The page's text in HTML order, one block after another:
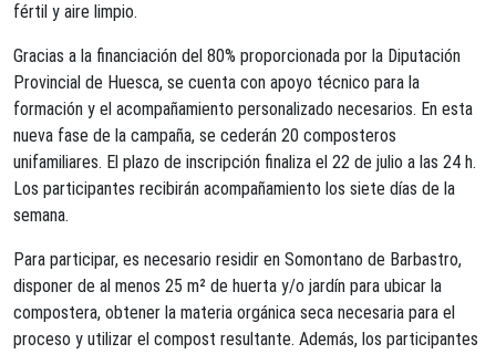
fértil y aire limpio.
Gracias a la financiación del 80% proporcionada por la Diputación
Provincial de Huesca, se cuenta con apoyo técnico para la
formación y el acompañamiento personalizado necesarios. En esta
nueva fase de la campaña, se cederán 20 composteros
unifamiliares. El plazo de inscripción finaliza el 22 de julio a las 24 h.
Los participantes recibirán acompañamiento los siete días de la
semana.
Para participar, es necesario residir en Somontano de Barbastro,
disponer de al menos 25 m² de huerta y/o jardín para ubicar la
compostera, obtener la materia orgánica seca necesaria para el
proceso y utilizar el compost resultante. Además, los participantes